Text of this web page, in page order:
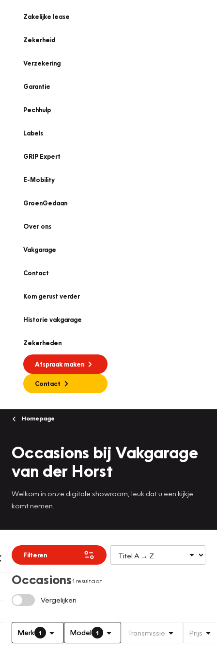
Zakelijke lease
Zekerheid
Verzekering
Garantie
Pechhulp
Labels
GRIP Expert
E-Mobility
GroenGedaan
Over ons
Vakgarage
Contact
Kom gerust verder
Historie vakgarage
Zekerheden
Afspraak maken
Contact
Homepage
Occasions bij Vakgarage
van der Horst
Welkom in onze digitale showroom, leuk dat u een kijkje
komt nemen.
Filteren
Occasions1 resultaat
Vergelijken
Merk 1 Model 1 Transmissie Prijs